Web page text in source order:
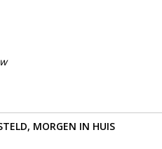
MORGEN IN HUIS